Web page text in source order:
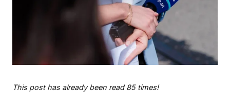
This post has already been read 85 times!